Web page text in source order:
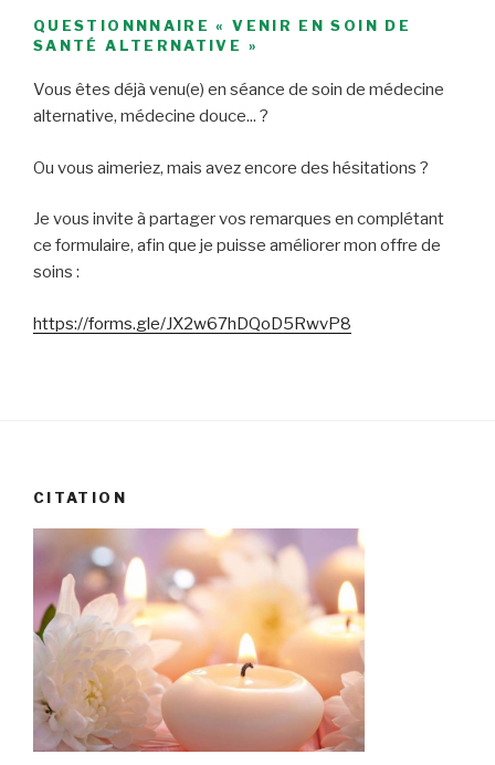
QUESTIONNNAIRE « VENIR EN SOIN DE
SANTÉ ALTERNATIVE »
Vous êtes déjà venu(e) en séance de soin de médecine
alternative, médecine douce... ?
Ou vous aimeriez, mais avez encore des hésitations ?
Je vous invite à partager vos remarques en complétant
ce formulaire, afin que je puisse améliorer mon offre de
soins :
https://forms.gle/JX2w67hDQoD5RwvP8
CITATION